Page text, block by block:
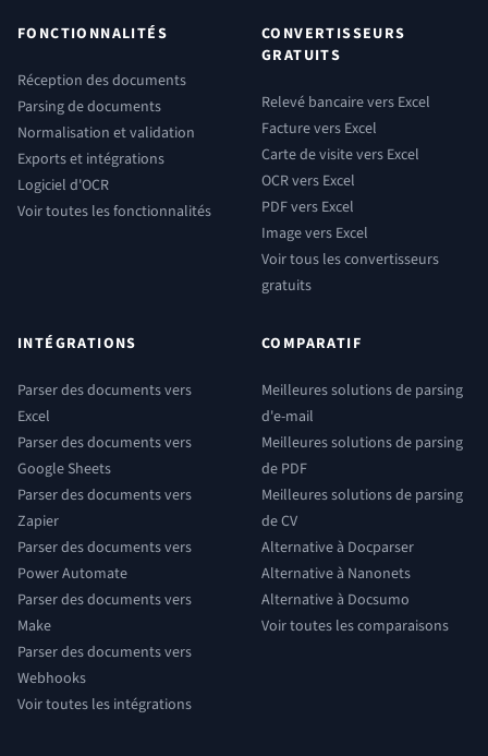
FONCTIONNALITÉS
Réception des documents
Parsing de documents
Normalisation et validation
Exports et intégrations
Logiciel d'OCR
Voir toutes les fonctionnalités
CONVERTISSEURS
GRATUITS
Relevé bancaire vers Excel
Facture vers Excel
Carte de visite vers Excel
OCR vers Excel
PDF vers Excel
Image vers Excel
Voir tous les convertisseurs
gratuits
INTÉGRATIONS
Parser des documents vers
Excel
Parser des documents vers
Google Sheets
Parser des documents vers
Zapier
Parser des documents vers
Power Automate
Parser des documents vers
Make
Parser des documents vers
Webhooks
Voir toutes les intégrations
COMPARATIF
Meilleures solutions de parsing
d'e-mail
Meilleures solutions de parsing
de PDF
Meilleures solutions de parsing
de CV
Alternative à Docparser
Alternative à Nanonets
Alternative à Docsumo
Voir toutes les comparaisons